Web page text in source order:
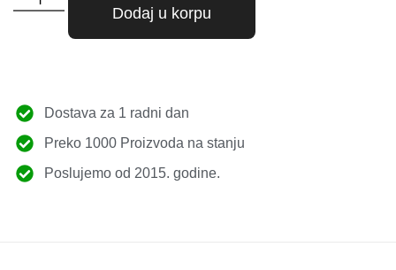
Dodaj u korpu
Dostava za 1 radni dan
Preko 1000 Proizvoda na stanju
Poslujemo od 2015. godine.